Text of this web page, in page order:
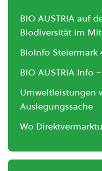
BIO AUSTRIA auf
Biodiversität im
BioInfo Steiermark
BIO AUSTRIA Info
Umweltleistungen
Auslegungssache
Wo